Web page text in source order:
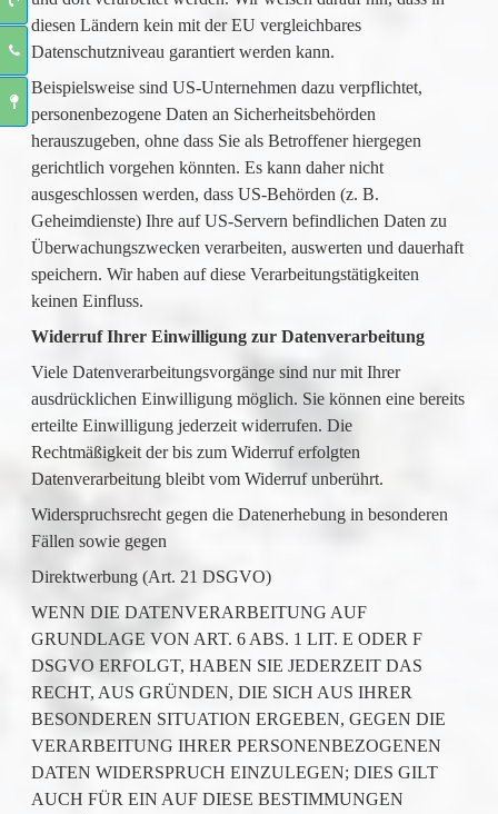
diesen Ländern kein mit der EU vergleichbares
Datenschutzniveau garantiert werden kann.
Beispielsweise sind US-Unternehmen dazu verpflichtet,
personenbezogene Daten an Sicherheitsbehörden
herauszugeben, ohne dass Sie als Betroffener hiergegen
gerichtlich vorgehen könnten. Es kann daher nicht
ausgeschlossen werden, dass US-Behörden (z. B.
Geheimdienste) Ihre auf US-Servern befindlichen Daten zu
Überwachungszwecken verarbeiten, auswerten und dauerhaft
speichern. Wir haben auf diese Verarbeitungstätigkeiten
keinen Einfluss.
Widerruf Ihrer Einwilligung zur Datenverarbeitung
Viele Datenverarbeitungsvorgänge sind nur mit Ihrer
ausdrücklichen Einwilligung möglich. Sie können eine bereits
erteilte Einwilligung jederzeit widerrufen. Die
Rechtmäßigkeit der bis zum Widerruf erfolgten
Datenverarbeitung bleibt vom Widerruf unberührt.
Widerspruchsrecht gegen die Datenerhebung in besonderen
Fällen sowie gegen
Direktwerbung (Art. 21 DSGVO)
WENN DIE DATENVERARBEITUNG AUF
GRUNDLAGE VON ART. 6 ABS. 1 LIT. E ODER F
DSGVO ERFOLGT, HABEN SIE JEDERZEIT DAS
RECHT, AUS GRÜNDEN, DIE SICH AUS IHRER
BESONDEREN SITUATION ERGEBEN, GEGEN DIE
VERARBEITUNG IHRER PERSONENBEZOGENEN
DATEN WIDERSPRUCH EINZULEGEN; DIES GILT
AUCH FÜR EIN AUF DIESE BESTIMMUNGEN